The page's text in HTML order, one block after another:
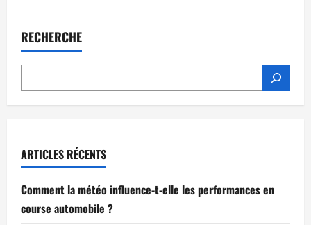
RECHERCHE
ARTICLES RÉCENTS
Comment la météo influence-t-elle les performances en
course automobile ?